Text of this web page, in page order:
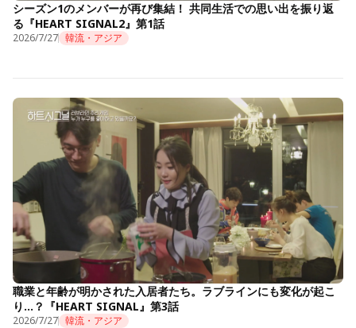
シーズン1のメンバーが再び集結！ 共同生活での思い出を振り返
る『HEART SIGNAL2』第1話
2026/7/27 韓流・アジア
職業と年齢が明かされた入居者たち。ラブラインにも変化が起こ
り…？『HEART SIGNAL』第3話
2026/7/27 韓流・アジア